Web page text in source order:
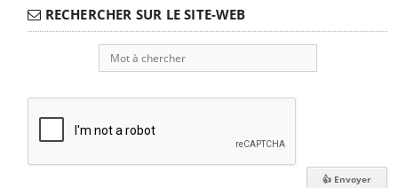
RECHERCHER SUR LE SITE-WEB